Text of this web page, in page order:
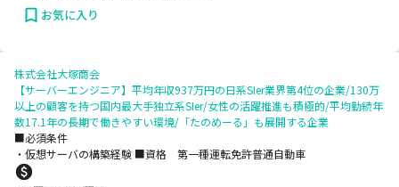
お気に入り
株式会社大塚商会
【サーバーエンジニア】平均年収937万円の日系SIer業界第4位の企業/130万
以上の顧客を持つ国内最大手独立系SIer/女性の活躍推進も積極的/平均勤続年
数17.1年の長期で働きやすい環境/「たのめーる」も展開する企業
■必須条件
・仮想サーバの構築経験 ■資格 第一種運転免許普通自動車